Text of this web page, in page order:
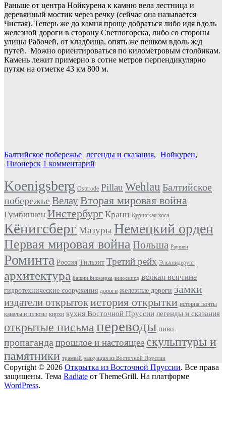
Раньше от центра Нойкурена к камню вела лестница и
деревянный мостик через речку (сейчас она называется
Чистая). Теперь же до камня проще добраться либо идя вдоль
железной дороги в сторону Светлогорска, либо со стороны
улицы Рабочей, от кладбища, опять же пешком вдоль ж/д
путей. Можно ориентироваться по километровым столбикам.
Камень лежит примерно в сотне метров перпендикулярно
путям на отметке 43 км 800 м.
Балтийское побережье легенды и сказания, Нойкурен,
Пионерск 1 комментарий
Koenigsberg Osterode Pillau Wehlau Балтийское
побережье ВелауВторая мировая война
Гумбиннен Инстербург Кранц Куршская коса
Кёнигсберг Мазуры Немецкий орден
Первая мировая война Польша Раушен
Роминта Россия Тильзит Третий рейх Эльхнидерунг
архитектура башни Бисмарка велосипед всякая всячина
гидротехнические сооружения дороги железные дороги замки
издатели открытокистория открытки история почты
каналы и шлюзы кирхи кухня Восточной Пруссии легенды и сказания
открытые письма переводы пиво
пропаганда прошлое и настоящее скульптуры и
памятники трамвай эвакуация из Восточной Пруссии
Copyright © 2026 Открытка из Восточной Пруссии. Все права
защищены. Тема Radiate от ThemeGrill. На платформе
WordPress.